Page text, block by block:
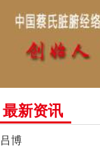
最新资讯
吕博